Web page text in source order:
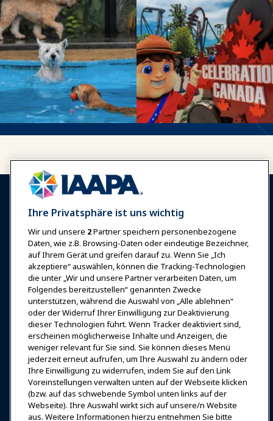
Anmelden Jetzt beitreten
Auszeichnungen Karrieren
Kontakt
Expos & Veranstaltungen
News & Funwelt
Bildung
Sicherheit & Schutz
Ihre Privatsphäre ist uns wichtig
Wir und unsere 2Partner speichern personenbezogene
Daten, wie z.B. Browsing-Daten oder eindeutige Bezeichner,
auf Ihrem Gerät und greifen darauf zu. Wenn Sie „Ich
akzeptiere“ auswählen, können die Tracking-Technologien
die unter „Wir und unsere Partner verarbeiten Daten, um
Folgendes bereitzustellen“ genannten Zwecke
unterstützen, während die Auswahl von „Alle ablehnen“
oder der Widerruf Ihrer Einwilligung zur Deaktivierung
dieser Technologien führt. Wenn Tracker deaktiviert sind,
erscheinen möglicherweise Inhalte und Anzeigen, die
weniger relevant für Sie sind. Sie können dieses Menü
jederzeit erneut aufrufen, um Ihre Auswahl zu ändern oder
Ihre Einwilligung zu widerrufen, indem Sie auf den Link
Voreinstellungen verwalten unten auf der Webseite klicken
(bzw. auf das schwebende Symbol unten links auf der
Webseite). Ihre Auswahl wirkt sich auf unsere/n Website
aus. Weitere Informationen hierzu entnehmen Sie bitte